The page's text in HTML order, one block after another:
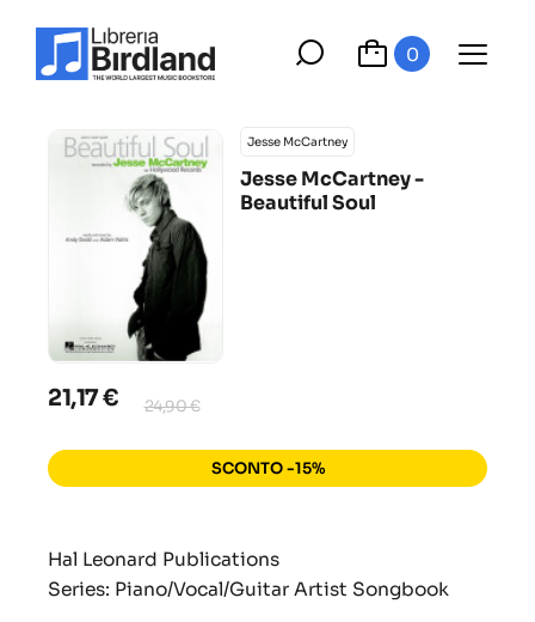
0
Jesse McCartney
Jesse McCartney -
Beautiful Soul
21,17 € 24,90 €
SCONTO -15%
Hal Leonard Publications
Series: Piano/Vocal/Guitar Artist Songbook